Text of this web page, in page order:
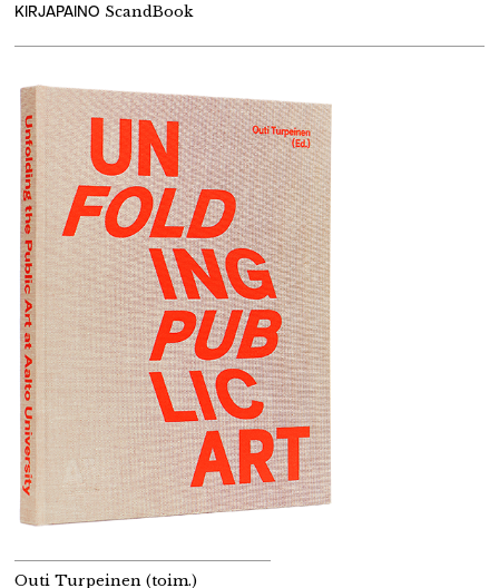
KIRJAPAINO ScandBook
Outi Turpeinen (toim.)